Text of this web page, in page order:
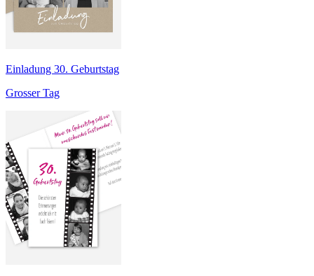
Einladung 30. Geburtstag
Grosser Tag